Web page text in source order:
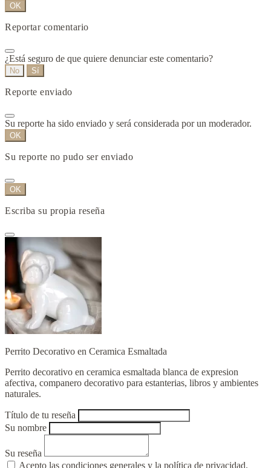
OK
Reportar comentario
¿Está seguro de que quiere denunciar este comentario?
No Sí
Reporte enviado
Su reporte ha sido enviado y será considerada por un moderador.
OK
Su reporte no pudo ser enviado
OK
Escriba su propia reseña
Perrito Decorativo en Ceramica Esmaltada
Perrito decorativo en ceramica esmaltada blanca de expresion
afectiva, companero decorativo para estanterias, libros y ambientes
naturales.
Título de tu reseña
Su nombre
Su reseña
Acepto las condiciones generales y la política de privacidad.